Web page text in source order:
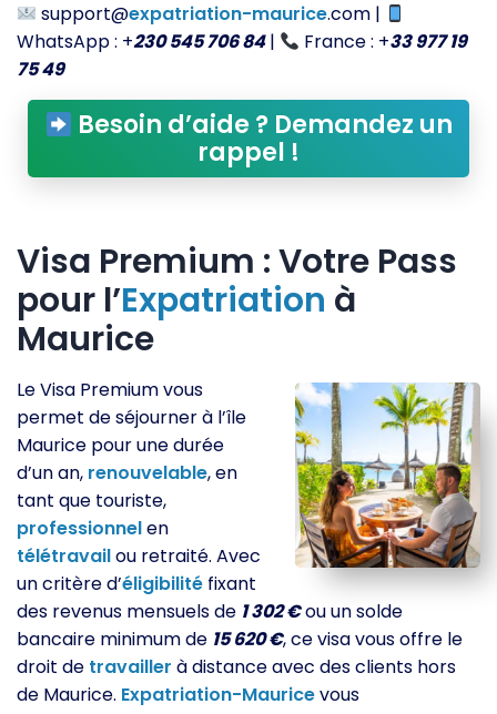
support@expatriation-maurice.com |
WhatsApp : +230 545 706 84| France : +33 977 19
75 49
Besoin d’aide ? Demandez un
rappel !
Visa Premium : Votre Pass
pour l’Expatriation à
Maurice
Le Visa Premium vous
permet de séjourner à l’île
Maurice pour une durée
d’un an, renouvelable, en
tant que touriste,
professionnelen
télétravailou retraité. Avec
un critère d’éligibilité fixant
des revenus mensuels de 1 302 €ou un solde
bancaire minimum de 15 620 €, ce visa vous offre le
droit de travailler à distance avec des clients hors
de Maurice. Expatriation-Mauricevous